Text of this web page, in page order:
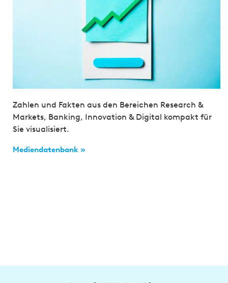
Zahlen und Fakten aus den Bereichen Research &
Markets, Banking, Innovation & Digital kompakt für
Sie visualisiert.
Mediendatenbank »